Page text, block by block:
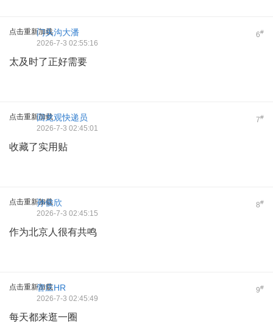
点击重新加载 6#
门头沟大潘
2026-7-3 02:55:16
太及时了正好需要
点击重新加载 7#
回龙观快递员
2026-7-3 02:45:01
收藏了实用贴
点击重新加载 8#
孙俊欣
2026-7-3 02:45:15
作为北京人很有共鸣
点击重新加载 9#
管庄HR
2026-7-3 02:45:49
每天都来逛一圈